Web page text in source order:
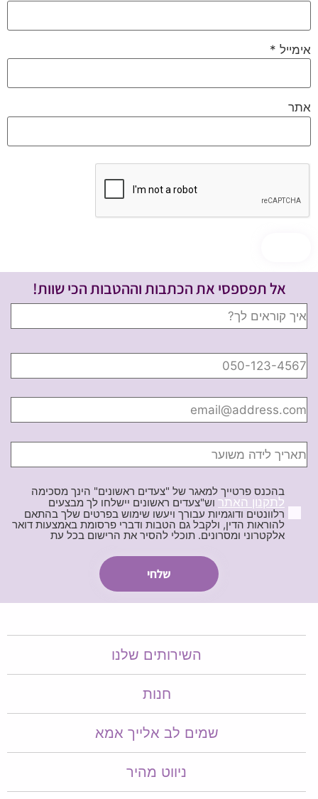
אימייל *
אתר
אל תפספסי את הכתבות וההטבות הכי שוות!
בהכנס פרטייך למאגר של "צעדים ראשונים" הינך מסכימה
לתקנון האתר וש"צעדים ראשונים יישלחו לך מבצעים
רלוונטים ודוגמיות עבורך ויעשו שימוש בפרטים שלך בהתאם
להוראות הדין, ולקבל גם הטבות ודברי פרסומת באמצעות דואר
אלקטרוני ומסרונים. תוכלי להסיר את הרישום בכל עת
השירותים שלנו
חנות
שמים לב אלייך אמא​​
ניווט מהיר